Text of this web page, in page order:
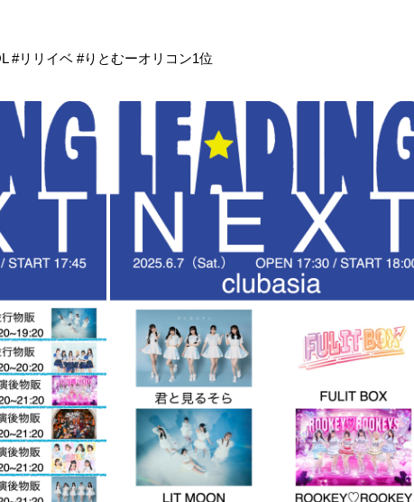
#リリイベ #りとむーオリコン1位